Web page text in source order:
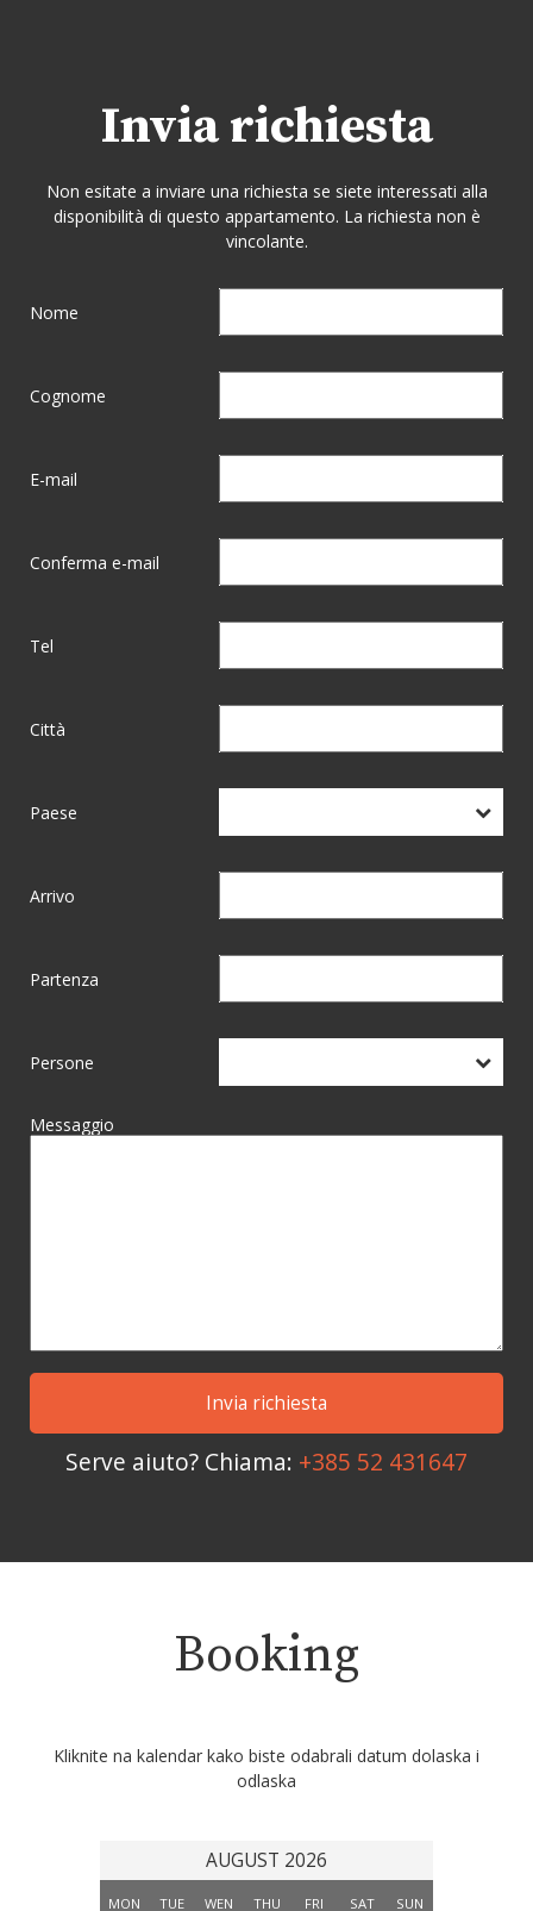
Invia richiesta
Non esitate a inviare una richiesta se siete interessati alla
disponibilità di questo appartamento. La richiesta non è
vincolante.
Nome
Cognome
E-mail
Conferma e-mail
Tel
Città
Paese
Arrivo
Partenza
Persone
Messaggio
Serve aiuto? Chiama: +385 52 431647
Booking
Kliknite na kalendar kako biste odabrali datum dolaska i
odlaska
AUGUST 2026
MON TUE WEN THU FRI SAT SUN